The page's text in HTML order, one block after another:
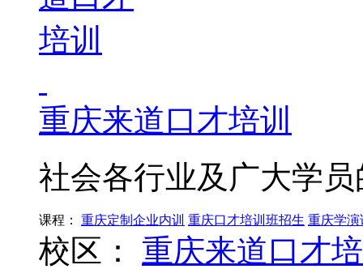
重庆来道口才培训
社会各行业及广大学
课程： 重庆定制企业内训 重庆口才培训班招生 重庆学演
校区：
重庆来道口才